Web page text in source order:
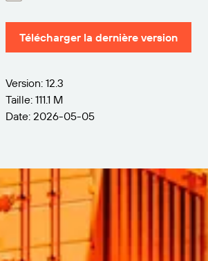
Télécharger la dernière version
Version: 12.3
Taille: 111.1 M
Date: 2026-05-05